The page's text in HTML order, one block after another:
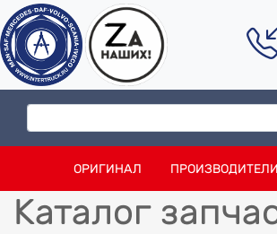
ОРИГИНАЛ ПРОИЗВОДИТЕЛИ
Каталог